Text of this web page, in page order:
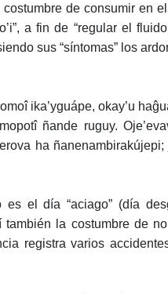
de consumir en
a fin de “regular el
sus “síntomas” los
ika’yguápe, okay’u
ñande ruguy.
ha ñanenambirakújepi;
el día “aciago” (día
la costumbre de
registra varios